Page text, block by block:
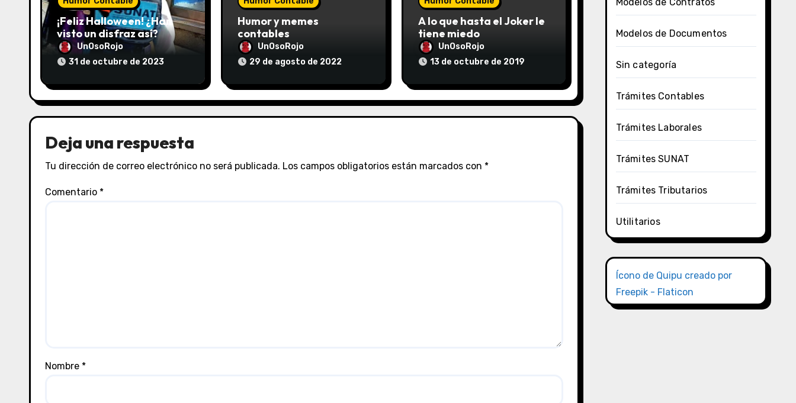
¡Feliz Halloween! ¿Han
visto un disfraz así?
UnOsoRojo
31 de octubre de 2023
Humor y memes
contables
UnOsoRojo
29 de agosto de 2022
A lo que hasta el Joker le
tiene miedo
UnOsoRojo
13 de octubre de 2019
Deja una respuesta
Tu dirección de correo electrónico no será publicada. Los campos obligatorios están marcados con *
Comentario *
Nombre *
Modelos de Documentos
Sin categoría
Trámites Contables
Trámites Laborales
Trámites SUNAT
Trámites Tributarios
Utilitarios
Ícono de Quipu creado por
Freepik - Flaticon